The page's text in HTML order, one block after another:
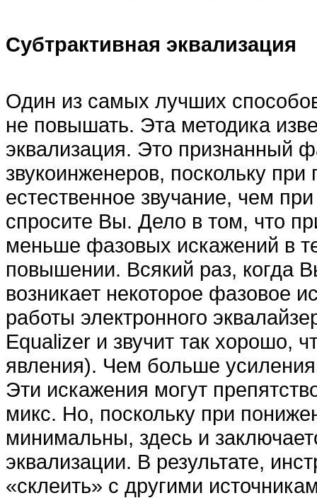
Субтрактивная эквализация
Один из самых лучших
не повышать. Эта методика
эквализация. Это признанный
звукоинженеров, поскольку
естественное звучание, чем
спросите Вы. Дело в том, что
меньше фазовых искажений в
повышении. Всякий раз, когда
возникает некоторое фазовое
работы электронного
Equalizer и звучит так хорошо,
явления). Чем больше
Эти искажения могут
микс. Но, поскольку при
минимальны, здесь и
эквализации. В результате,
«склеить» с другими